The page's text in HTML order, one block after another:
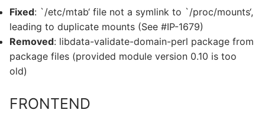
Fixed: `/etc/mtab‘ file not a symlink to `/proc/mounts‘,
leading to duplicate mounts (See #IP-1679)
Removed: libdata-validate-domain-perl package from
package files (provided module version 0.10 is too
old)
FRONTEND